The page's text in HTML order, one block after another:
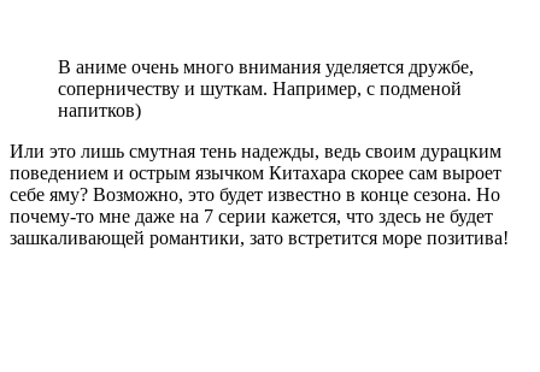
В аниме очень много внимания уделяется дружбе,
соперничеству и шуткам. Например, с подменой
напитков)
Или это лишь смутная тень надежды, ведь своим дурацким
поведением и острым язычком Китахара скорее сам выроет
себе яму? Возможно, это будет известно в конце сезона. Но
почему-то мне даже на 7 серии кажется, что здесь не будет
зашкаливающей романтики, зато встретится море позитива!